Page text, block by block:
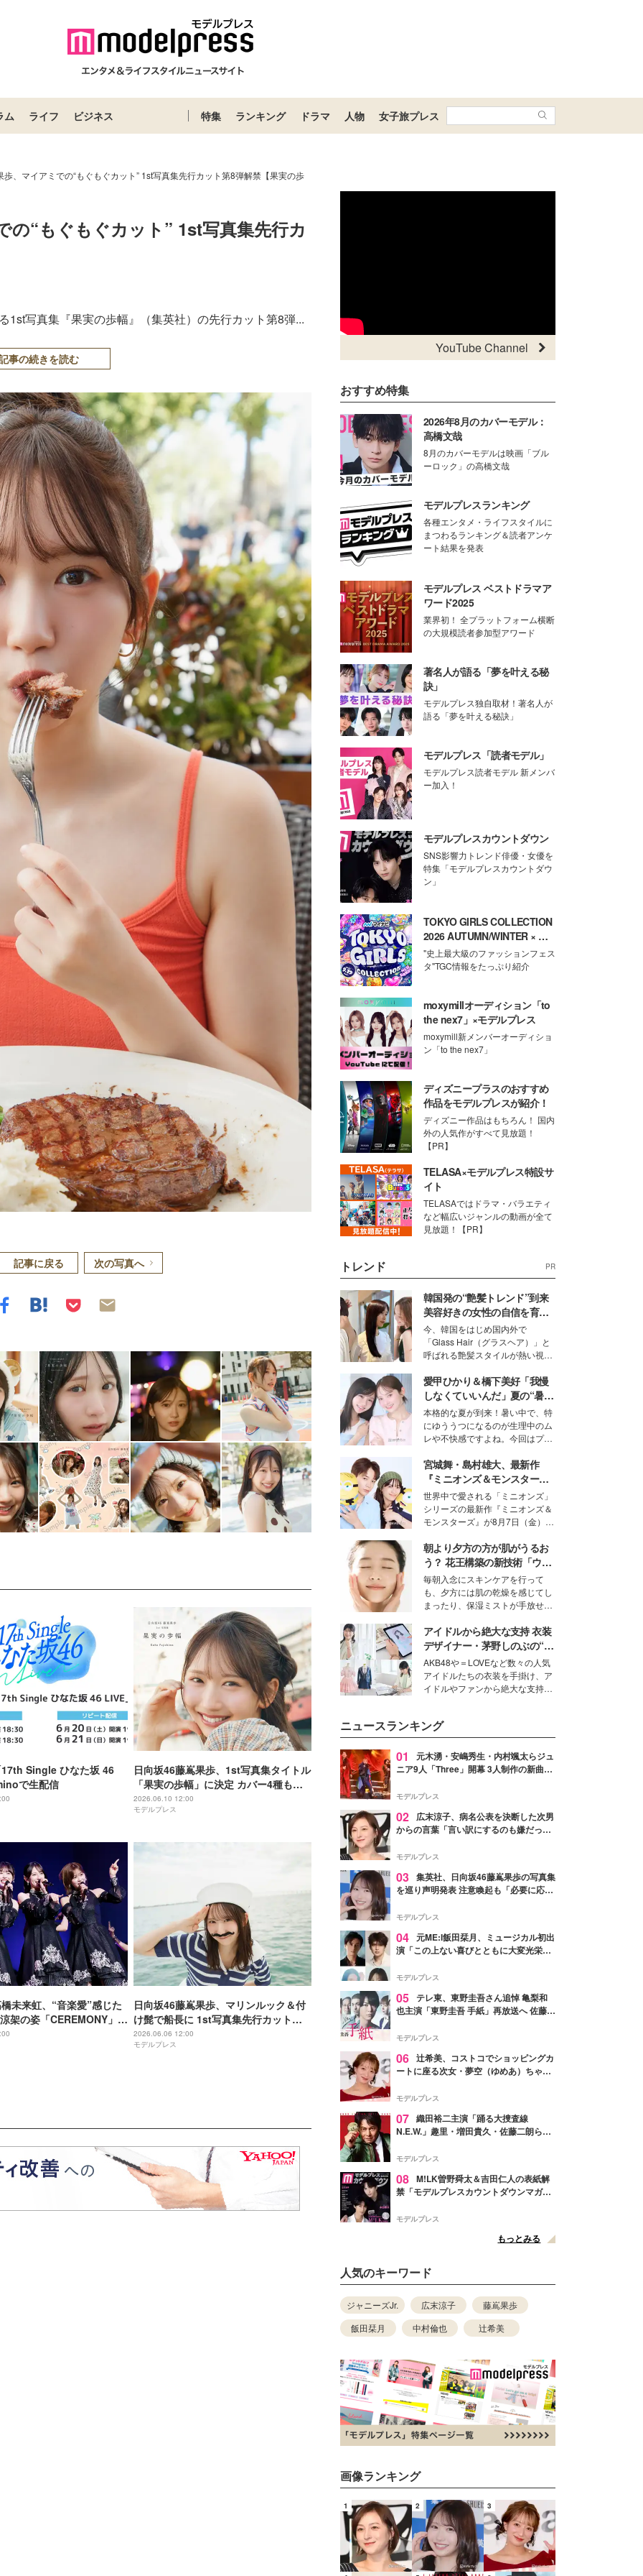
ム ライフ ビジネス 特集 ランキング ドラマ 人物 女子旅プレス
歩、マイアミでの“もぐもぐカット” 1st写真集先行カット第8弾解禁【果実の歩
の“もぐもぐカット” 1st写真集先行カ
1st写真集『果実の歩幅』（集英社）の先行カット第8弾...
事の続きを読む
記事に戻る 次の写真へ
Single ひなた坂 46
で生配信
日向坂46藤嶌果歩、1st写真集タイトル
「果実の歩幅」に決定 カバー4種も公
開
2026.06.10 12:00
モデルプレス
未来虹、“音楽愛”感じた
架の姿「CEREMONY」で
一面【インタビュー】
日向坂46藤嶌果歩、マリンルック＆付
け髭で船長に 1st写真集先行カット第5
弾解禁
2026.06.06 12:00
モデルプレス
YouTube Channel
おすすめ特集
2026年8月のカバーモデル：
高橋文哉
8月のカバーモデルは映画「ブル
ーロック」の高橋文哉
モデルプレスランキング
各種エンタメ・ライフスタイルに
まつわるランキング＆読者アンケ
ート結果を発表
モデルプレス ベストドラマア
ワード2025
業界初！ 全プラットフォーム横断
の大規模読者参加型アワード
著名人が語る「夢を叶える秘
訣」
モデルプレス独自取材！著名人が
語る「夢を叶える秘訣」
モデルプレス「読者モデル」
モデルプレス読者モデル 新メンバ
ー加入！
モデルプレスカウントダウン
SNS影響力トレンド俳優・女優を
特集「モデルプレスカウントダウ
ン」
TOKYO GIRLS COLLECTION
2026 AUTUMN/WINTER × モ
デルプレス
"史上最大級のファッションフェス
タ"TGC情報をたっぷり紹介
moxymillオーディション「to
the nex7」×モデルプレス
moxymill新メンバーオーディショ
ン「to the nex7」
ディズニープラスのおすすめ
作品をモデルプレスが紹介！
ディズニー作品はもちろん！ 国内
外の人気作がすべて見放題！
【PR】
TELASA×モデルプレス特設サ
イト
TELASAではドラマ・バラエティ
など幅広いジャンルの動画が全て
見放題！【PR】
トレンド PR
韓国発の“艶髪トレンド”到来
美容好きの女性の自信を育む
「ヘアケア事情」って？
今、韓国をはじめ国内外で
「Glass Hair（グラスヘア）」と
呼ばれる艶髪スタイルが熱い視線
ションの完成度を高めるベースと
して、“髪そのものの美しさ”に改
めて注目する人が増えている様
子。今回は、そんな憧れの艶やか
な髪を日常で叶える、美容好きの
女性たちのヘアケア事情を紹介し
ます。
愛甲ひかり＆橋下美好「我慢
しなくていいんだ」夏の“暑さ
対策”の新しい選択肢とは？
本格的な夏が到来！暑い中で、特
にゆううつになるのが生理中のム
レや不快感ですよね。今回はプラ
モデル・愛甲ひかりさんと橋下美
好さんを迎えて本音で女子会トー
ク。猛暑のお出かけを快適に過ご
すヒントや、2人が感動した夏の
生理の新常識にも迫りました。
宮城舞・島村雄大、最新作
『ミニオンズ＆モンスター
ズ』の魅力熱弁 ハチャメチャ
だけじゃない“友情と絆”に感
動
世界中で愛される「ミニオンズ」
シリーズの最新作『ミニオンズ＆
モンスターズ』が8月7日（金）に
ニオン好き”という共通点を持つモ
デルの宮城舞と島村雄大の特別対
談をお届け！それぞれの視点か
ら、今作ならではの魅力や予想外
の感動をもたらす奥深いストーリ
ーについて熱く語り合ってもらっ
た。
朝より夕方の方が肌がうるお
う？ 花王構築の新技術「ウォ
ーターキャプチャリングスキ
ン（捕水肌）」がスキンケア
の常識を変える予感
毎朝入念にスキンケアを行って
も、夕方には肌の乾燥を感じてし
まったり、保湿ミストが手放せな
な美容の常識を大きく変える可能
性を秘めた、革新的な「Water
Capturing Skin（ウォーターキャ
プチャリングスキン：捕水肌）」
技術を、花王が構築した。
アイドルから絶大な支持 衣装
デザイナー・茅野しのぶの“可
愛い”を作る美学＜「シチズン
クロスシー」インタビュー＞
AKB48や＝LOVEなど数々の人気
アイドルたちの衣装を手掛け、ア
イドルやファンから絶大な支持を
ター・茅野しのぶ。一人ひとりの
個性に寄り添い、魅力を引き出す
衣装作りは、多くの女性たちに勇
気と自信を与え続けている。
ニュースランキング
01
元木湧・安嶋秀生・内村颯太らジュ
ニア9人「Three」開幕 3人制作の新曲＆
進んで夢を掴みたい」【ゲネプロレポ】
モデルプレス
02
広末涼子、病名公表を決断した次男
からの言葉「言い訳にするのも嫌だっ
モデルプレス
03 集英社、日向坂46藤嶌果歩の写真集
を巡り声明発表 注意喚起も「必要に応じ
モデルプレス
04 元ME:I飯田栞月、ミュージカル初出
演「この上ない喜びとともに大変光栄」
ャスト発表
モデルプレス
05 テレ東、東野圭吾さん追悼 亀梨和
也主演「東野圭吾 手紙」再放送へ 佐藤隆
モデルプレス
06 辻希美、コストコでショッピングカ
ートに座る次女・夢空（ゆめあ）ちゃん
ぎ」「成長を感じる」の声
モデルプレス
07 織田裕二主演「踊る大捜査線
N.E.W.」趣里・増田貴久・佐藤二朗ら新
徴する“謎のキーワード”も
モデルプレス
08 M!LK曽野舜太＆吉田仁人の表紙解
禁「モデルプレスカウントダウンマガジ
モデルプレス
もっとみる
人気のキーワード
ジャニーズJr. 広末涼子
藤嶌果歩
飯田栞月
中村倫也 辻希美
画像ランキング
1 2 3